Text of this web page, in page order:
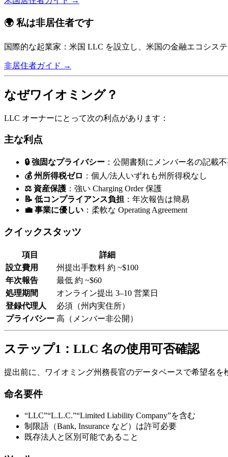
🌍 私は非居住者です
国際的な起業家：米国 LLC を設立し、米国の金融エコシステ
非居住者ガイド →
なぜワイオミング？
LLC オーナーにとって次の利点があります：
主な利点
🔒 強固なプライバシー ：公開書類にメンバー名の記載
💰 州所得税ゼロ ：個人/法人いずれも州所得税なし
⚖️ 資産保護 ：強い Charging Order 保護
📝 低コンプライアンス負担 ：年次報告は簡易
💼 事業に優しい ：柔軟な Operating Agreement
クイックスタッツ
項目
詳細
設立費用
州提出手数料 約 ~$100
年次報告
最低 約 ~$60
処理期間
オンライン提出 3–10 営業日
登録代理人
必須（州内実住所）
プライバシー 高（メンバー非公開）
ステップ1：LLC 名の使用可否確認
提出前に、ワイオミング州務長官のデータベースで希望名を
命名要件
“LLC”“L.L.C.”“Limited Liability Company”を含む
制限語（Bank, Insurance など）は許可必要
既存法人と区別可能であること